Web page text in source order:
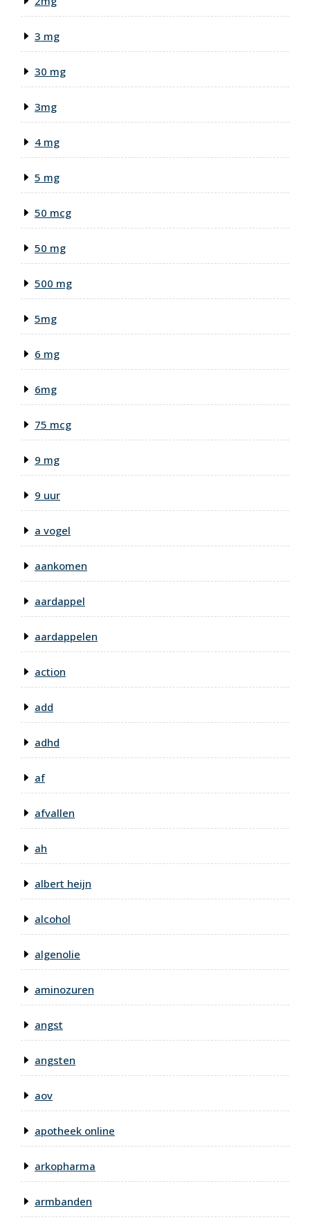
3 mg
30 mg
3mg
4 mg
5 mg
50 mcg
50 mg
500 mg
5mg
6 mg
6mg
75 mcg
9 mg
9 uur
a vogel
aankomen
aardappel
aardappelen
action
add
adhd
af
afvallen
ah
albert heijn
alcohol
algenolie
aminozuren
angst
angsten
aov
apotheek online
arkopharma
armbanden